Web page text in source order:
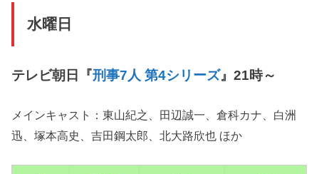
水曜日
テレビ朝日『刑事7人 第4シリーズ』21時～
メインキャスト：東山紀之、田辺誠一、倉科カナ、白洲
迅、塚本高史、吉田鋼太郎、北大路欣也 ほか